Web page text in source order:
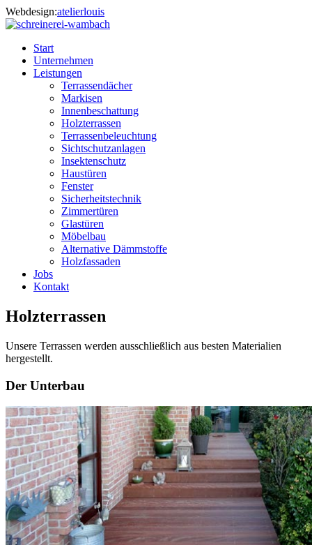
Webdesign:atelierlouis
Start
Unternehmen
Leistungen
Terrassendächer
Markisen
Innenbeschattung
Holzterrassen
Terrassenbeleuchtung
Sichtschutzanlagen
Insektenschutz
Haustüren
Fenster
Sicherheitstechnik
Zimmertüren
Glastüren
Möbelbau
Alternative Dämmstoffe
Holzfassaden
Jobs
Kontakt
Holzterrassen
Unsere Terrassen werden ausschließlich aus besten Materialien
hergestellt.
Der Unterbau